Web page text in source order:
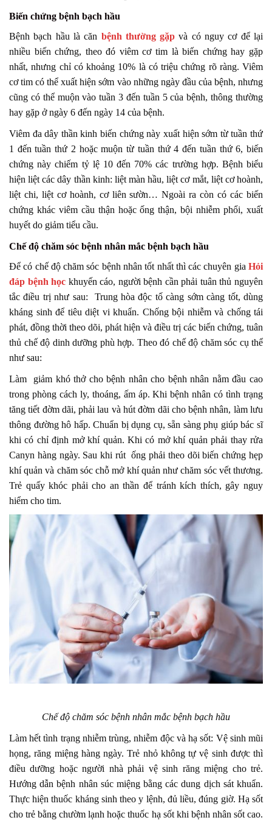
Biến chứng bệnh bạch hầu
Bệnh bạch hầu là căn bệnh thường gặp và có nguy cơ để lại
nhiều biến chứng, theo đó viêm cơ tim là biến chứng hay gặp
nhất, nhưng chỉ có khoảng 10% là có triệu chứng rõ ràng. Viêm
cơ tim có thể xuất hiện sớm vào những ngày đầu của bệnh, nhưng
cũng có thể muộn vào tuần 3 đến tuần 5 của bệnh, thông thường
hay gặp ở ngày 6 đến ngày 14 của bệnh.
Viêm đa dây thần kinh biến chứng này xuất hiện sớm từ tuần thứ
1 đến tuần thứ 2 hoặc muộn từ tuần thứ 4 đến tuần thứ 6, biến
chứng này chiếm tỷ lệ 10 đến 70% các trường hợp. Bệnh biểu
hiện liệt các dây thần kinh: liệt màn hầu, liệt cơ mắt, liệt cơ hoành,
liệt chi, liệt cơ hoành, cơ liên sườn… Ngoài ra còn có các biến
chứng khác viêm cầu thận hoặc ống thận, bội nhiễm phổi, xuất
huyết do giảm tiểu cầu.
Chế độ chăm sóc bệnh nhân mắc bệnh bạch hầu
Để có chế độ chăm sóc bệnh nhân tốt nhất thì các chuyên gia Hỏi
đáp bệnh học khuyến cáo, người bệnh cần phải tuân thủ nguyên
tắc điều trị như sau: Trung hòa độc tố càng sớm càng tốt, dùng
kháng sinh để tiêu diệt vi khuẩn. Chống bội nhiễm và chống tái
phát, đồng thời theo dõi, phát hiện và điều trị các biến chứng, tuân
thủ chế độ dinh dưỡng phù hợp. Theo đó chế độ chăm sóc cụ thể
như sau:
Làm giảm khó thở cho bệnh nhân cho bệnh nhân nằm đầu cao
trong phòng cách ly, thoáng, ấm áp. Khi bệnh nhân có tình trạng
tăng tiết đờm dãi, phải lau và hút đờm dãi cho bệnh nhân, làm lưu
thông đường hô hấp. Chuẩn bị dụng cụ, sẵn sàng phụ giúp bác sĩ
khi có chỉ định mở khí quản. Khi có mở khí quản phải thay rửa
Canyn hàng ngày. Sau khi rút ống phải theo dõi biến chứng hẹp
khí quản và chăm sóc chỗ mở khí quản như chăm sóc vết thương.
Trẻ quấy khóc phải cho an thần để tránh kích thích, gây nguy
hiểm cho tim.
Chế độ chăm sóc bệnh nhân mắc bệnh bạch hầu
Làm hết tình trạng nhiễm trùng, nhiễm độc và hạ sốt: Vệ sinh mũi
họng, răng miệng hàng ngày. Trẻ nhỏ không tự vệ sinh được thì
điều dưỡng hoặc người nhà phải vệ sinh răng miệng cho trẻ.
Hướng dẫn bệnh nhân súc miệng bằng các dung dịch sát khuẩn.
Thực hiện thuốc kháng sinh theo y lệnh, đủ liều, đúng giờ. Hạ sốt
cho trẻ bằng chườm lạnh hoặc thuốc hạ sốt khi bệnh nhân sốt cao.